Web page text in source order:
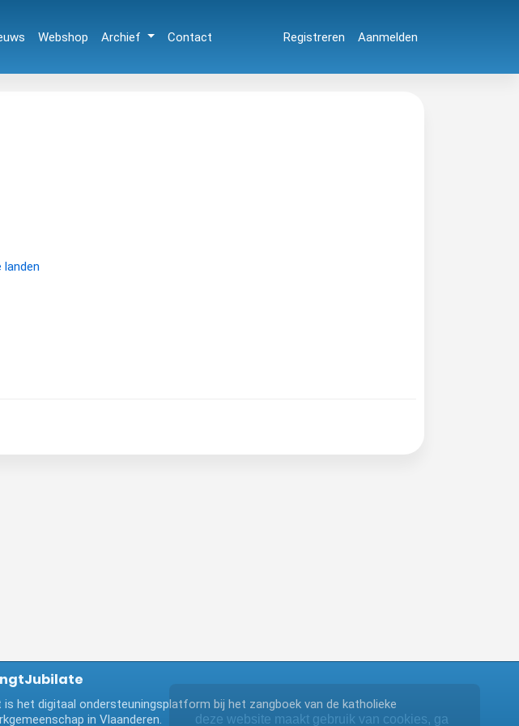
Webshop Archief Contact Registreren Aanmelden
landen
is het digitaal ondersteuningsplatform bij het zangboek van de katholieke
in Vlaanderen.
deze website maakt gebruik van cookies, ga